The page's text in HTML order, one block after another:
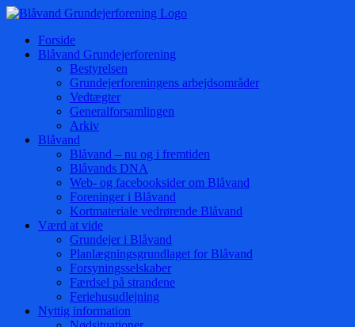
Skip
contentForside
Blåvand Grundejerforening
Bestyrelsen
Grundejerforeningens arbejdsområder
Vedtægter
Generalforsamlingen
Arkiv
Blåvand
Blåvand – nu og i fremtiden
Blåvands DNA
Web- og facebooksider om Blåvand
Foreninger i Blåvand
Kortmateriale vedrørende Blåvand
Værd at vide
Grundejer i Blåvand
Planlægningsgrundlaget for Blåvand
Forsyningsselskaber
Færdsel på strandene
Feriehusudlejning
Nyttig information